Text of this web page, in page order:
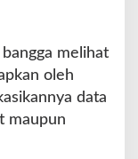
melihat
oleh
data
maupun